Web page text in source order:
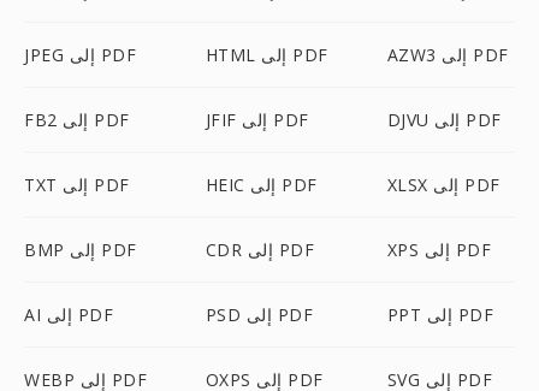
JPEG إلى PDF HTML إلى PDF AZW3 إلى PDF
FB2 إلى PDF JFIF إلى PDF DJVU إلى PDF
TXT إلى PDF HEIC إلى PDF XLSX إلى PDF
BMP إلى PDF CDR إلى PDF XPS إلى PDF
AI إلى PDF PSD إلى PDF PPT إلى PDF
WEBP إلى PDF OXPS إلى PDF SVG إلى PDF